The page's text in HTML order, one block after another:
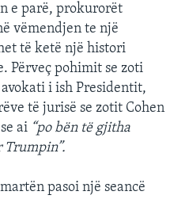
e parë, prokurorët
vëmendjen te një
të ketë një histori
Përveç pohimit se zoti
i ish Presidentit,
të jurisë se zotit Cohen
ai “po bën të gjitha
pasoi një seancë